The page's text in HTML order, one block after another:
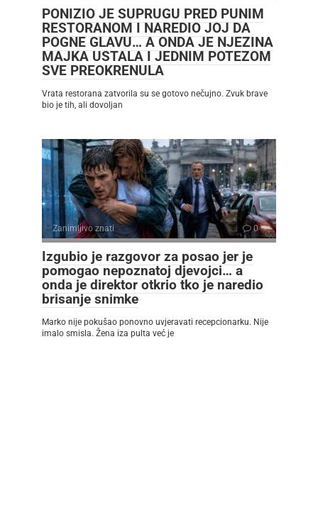
PONIZIO JE SUPRUGU PRED PUNIM
RESTORANOM I NAREDIO JOJ DA
POGNE GLAVU… A ONDA JE NJEZINA
MAJKA USTALA I JEDNIM POTEZOM
SVE PREOKRENULA
Vrata restorana zatvorila su se gotovo nečujno. Zvuk brave
bio je tih, ali dovoljan
Zanimljivo znati 0
Izgubio je razgovor za posao jer je
pomogao nepoznatoj djevojci… a
onda je direktor otkrio tko je naredio
brisanje snimke
Marko nije pokušao ponovno uvjeravati recepcionarku. Nije
imalo smisla. Žena iza pulta već je